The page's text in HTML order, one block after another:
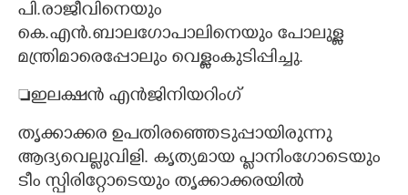
പി.രാജീവിനെയും
കെ.എൻ.ബാലഗോപാലിനെയും പോലുള്ള
മന്ത്രിമാരെപ്പോലും വെള്ളംകുടിപ്പിച്ചു.
ഇലക്ഷൻ എൻജിനിയറിംഗ്
തൃക്കാക്കര ഉപതിരഞ്ഞെടുപ്പായിരുന്നു
ആദ്യവെല്ലുവിളി. കൃത്യമായ പ്ളാനിംഗോടെയും
ടീം സ്പിരിറ്റോടെയും തൃക്കാക്കരയിൽ